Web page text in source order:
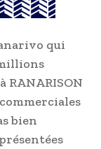
qui
RANARISON
bien